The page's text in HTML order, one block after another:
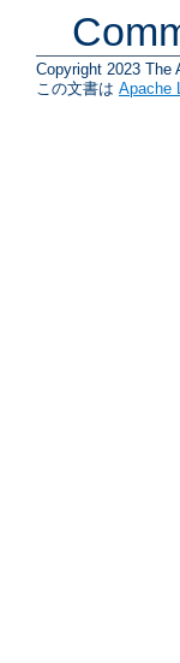
Copyright 2023 The
この文書は Apache